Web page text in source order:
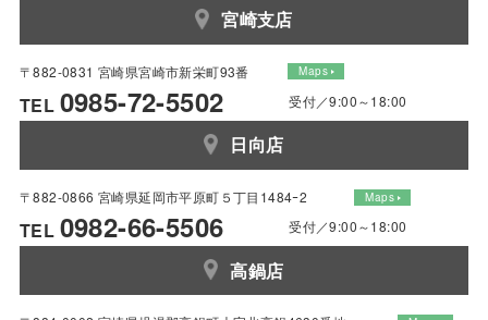
宮崎支店
〒882-0831 宮崎県宮崎市新栄町93番 Maps
TEL 0985-72-5502 受付／9:00～18:00
日向店
〒882-0866 宮崎県延岡市平原町５丁目1484ｰ2 Maps
TEL 0982-66-5506 受付／9:00～18:00
高鍋店